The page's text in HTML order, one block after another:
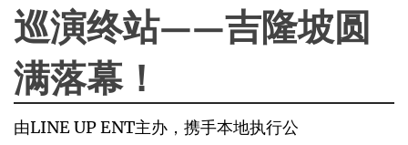
巡演终站——吉隆坡圆
满落幕！
由LINE UP ENT主办，携手本地执行公